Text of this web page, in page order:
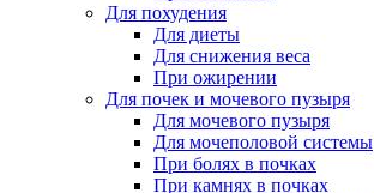
Для похудения
Для диеты
Для снижения веса
При ожирении
Для почек и мочевого пузыря
Для мочевого пузыря
Для мочеполовой системы
При болях в почках
При камнях в почках